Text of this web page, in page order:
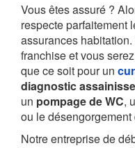
Vous êtes assuré ?
respecte parfaitement
assurances
franchise et vous
que ce soit pour un
diagnostic
un pompage de WC,
ou le désengorgement
Notre entreprise de